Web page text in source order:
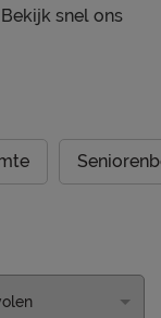
snel ons